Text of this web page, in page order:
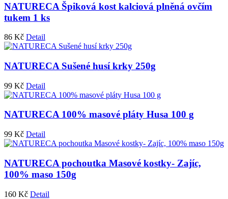
NATURECA Špiková kost kalciová plněná ovčím
tukem 1 ks
86 Kč Detail
NATURECA Sušené husí krky 250g
99 Kč Detail
NATURECA 100% masové pláty Husa 100 g
99 Kč Detail
NATURECA pochoutka Masové kostky- Zajíc,
100% maso 150g
160 Kč Detail